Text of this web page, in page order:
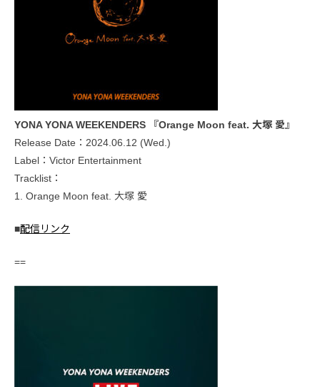
YONA YONA WEEKENDERS 『Orange Moon feat. 大塚 愛』
Release Date：2024.06.12 (Wed.)
Label：Victor Entertainment
Tracklist：
1. Orange Moon feat. 大塚 愛
■配信リンク
==